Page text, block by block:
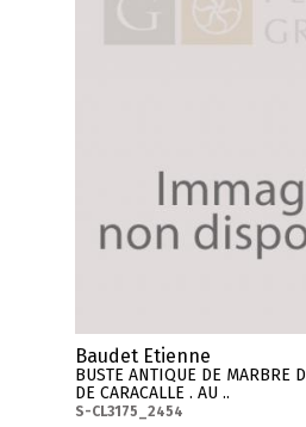
Baudet Etienne
BUSTE ANTIQUE DE MARBRE
DE CARACALLE . AU ..
S-CL3175_2454